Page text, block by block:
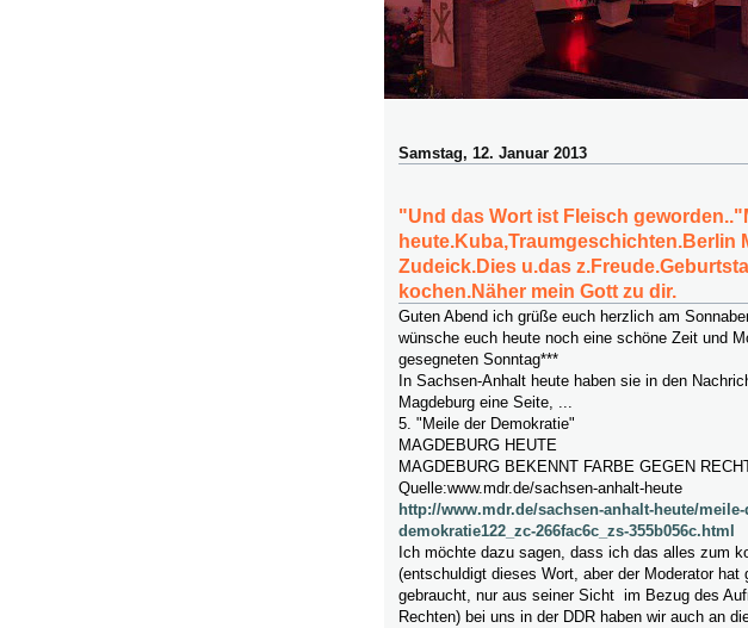
Samstag, 12. Januar 2013
"Und das Wort ist Fleisch
heute.Kuba,Traumgeschichten.Berlin
Zudeick.Dies u.das
kochen.Näher mein Gott zu dir.
Guten Abend ich grüße euch herzlich am
wünsche euch heute noch eine schöne Zeit und
gesegneten Sonntag***
In Sachsen-Anhalt heute haben sie in den
Magdeburg eine Seite, ...
5. "Meile der Demokratie"
MAGDEBURG HEUTE
MAGDEBURG BEKENNT FARBE GEGEN
Quelle:www.mdr.de/sachsen-anhalt-heute
http://www.mdr.de/sachsen-anhalt-heute/meile-
demokratie122_zc-266fac6c_zs-355b056c.html
Ich möchte dazu sagen, dass ich das alles zum
(entschuldigt dieses Wort, aber der Moderator hat
gebraucht, nur aus seiner Sicht im Bezug des
Rechten) bei uns in der DDR haben wir auch an